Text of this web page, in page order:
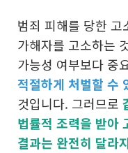
범죄 피해를 당한 고
가해자를 고소하는
가능성 여부보다 중
적절하게 처벌할 수
것입니다. 그러므로
법률적 조력을 받아
결과는 완전히 달라